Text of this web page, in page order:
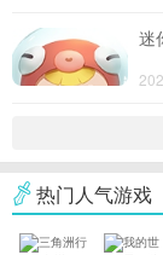
迷
热门人气游戏